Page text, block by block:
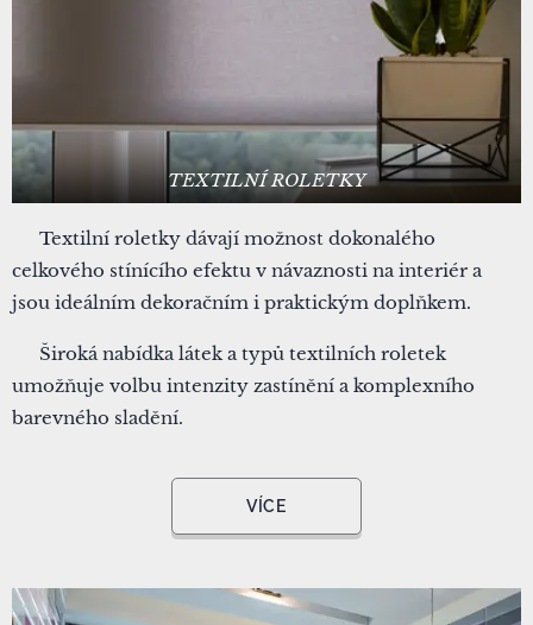
TEXTILNÍ ROLETKY
▪ Textilní roletky dávají možnost dokonalého
celkového stínícího efektu v návaznosti na interiér a
jsou ideálním dekoračním i praktickým doplňkem.
▪ Široká nabídka látek a typů textilních roletek
umožňuje volbu intenzity zastínění a komplexního
barevného sladění.
VÍCE